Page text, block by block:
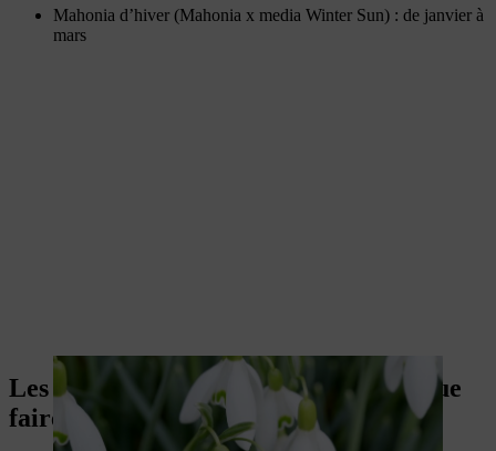
Mahonia d’hiver (Mahonia x media Winter Sun) : de janvier à
mars
Les activités de jardinage en hiver : que
faire en décembre ?